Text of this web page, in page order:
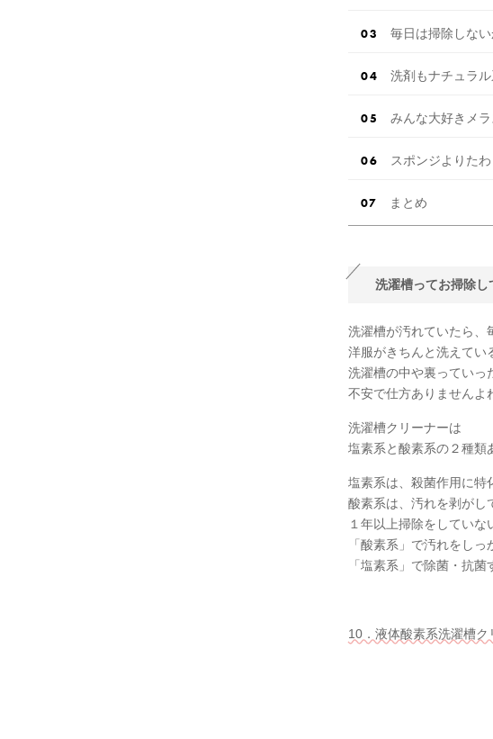
毎日は掃除しな
洗剤もナチュラ
みんな大好きメラ
スポンジよりた
まとめ
洗濯槽ってお掃除し
洗濯槽が汚れていたら、
洋服がきちんと洗えてい
洗濯槽の中や裏っていっ
不安で仕方ありませんよ
洗濯槽クリーナーは
塩素系と酸素系の２種類
塩素系は、殺菌作用に特
酸素系は、汚れを剥がし
１年以上掃除をしていな
「酸素系」で汚れをしっ
「塩素系」で除菌・抗菌
10．液体酸素系洗濯槽ク